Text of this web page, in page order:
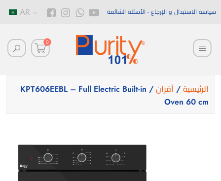
AR سياسة الاستبدال و الإرجاع الأسئلة الشائعة
0
الرئيسية / أفران
/ KPT606EEBL – Full Electric Built-in
Oven 60 cm